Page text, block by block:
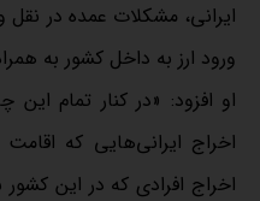
ایرانی، مشکلات عمده در
ورود ارز به داخل کشور به
او افزود: «در کنار تمام
اخراج ایرانی‌هایی که
اخراج افرادی که در این